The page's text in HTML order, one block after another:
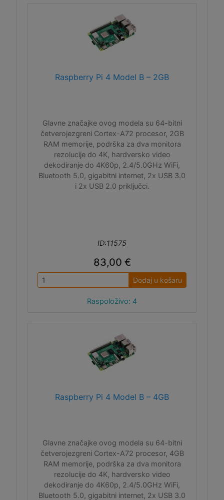
Raspberry Pi 4 Model B – 2GB
Glavne značajke ovog modela su 64-bitni
četverojezgreni Cortex-A72 procesor, 2GB
RAM memorije, podrška za dva monitora
rezolucije do 4K, hardversko video
dekodiranje do 4K60p, 2.4/5.0GHz WiFi,
Bluetooth 5.0, gigabitni internet, 2x USB 3.0
i 2x USB 2.0 priključci.
ID:11575
83,00 €
Dodaj u košaru
Raspoloživo: 4
Raspberry Pi 4 Model B – 4GB
Glavne značajke ovog modela su 64-bitni
četverojezgreni Cortex-A72 procesor, 4GB
RAM memorije, podrška za dva monitora
rezolucije do 4K, hardversko video
dekodiranje do 4K60p, 2.4/5.0GHz WiFi,
Bluetooth 5.0, gigabitni internet, 2x USB 3.0